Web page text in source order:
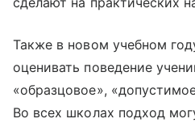
Также в новом учебном
оценивать поведение
«образцовое»,
Во всех школах подход